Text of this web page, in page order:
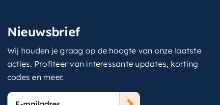
Nieuwsbrief
Wij houden je graag op de hoogte van onze laatste
acties. Profiteer van interessante updates, korting
codes en meer.
E-